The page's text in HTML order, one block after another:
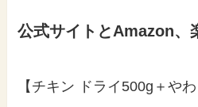
公式サイトとAmazon、
【チキン ドライ500g＋や